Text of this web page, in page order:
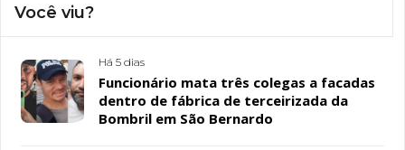
Você viu?
Há 5 dias
Funcionário mata três colegas a facadas
dentro de fábrica de terceirizada da
Bombril em São Bernardo